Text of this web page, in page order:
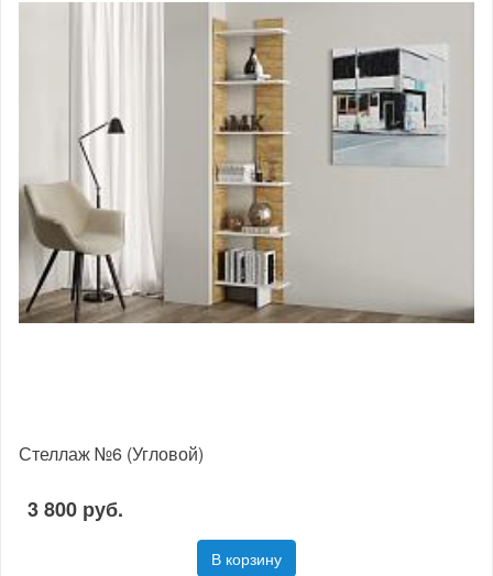
Стеллаж №6 (Угловой)
3 800 руб.
В корзину